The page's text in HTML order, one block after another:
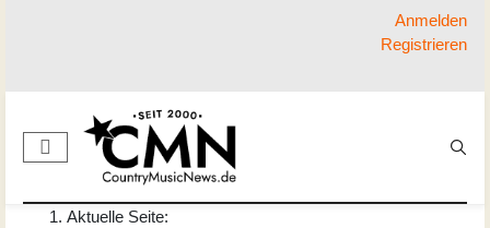
Anmelden
Registrieren
Aktuelle Seite: